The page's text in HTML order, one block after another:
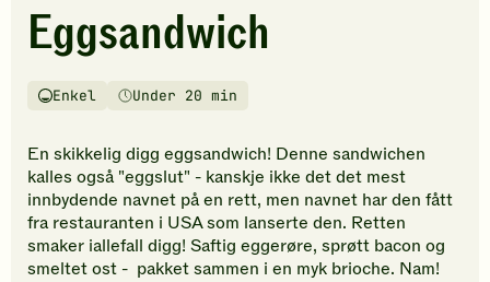
har
foreløpig
vurderinger.
den
første
til
å
vurdere
denne
Eggsandwich
Vanskelighetsgrad
Enkel
TilberedningstidUnder 20 min
En skikkelig digg eggsandwich! Denne sandwichen
kalles også "eggslut" - kanskje ikke det det mest
innbydende navnet på en rett, men navnet har den fått
fra restauranten i USA som lanserte den. Retten
smaker iallefall digg! Saftig eggerøre, sprøtt bacon og
smeltet ost - pakket sammen i en myk brioche. Nam!